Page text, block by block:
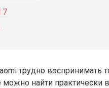
7
трудно воспринимать
можно найти